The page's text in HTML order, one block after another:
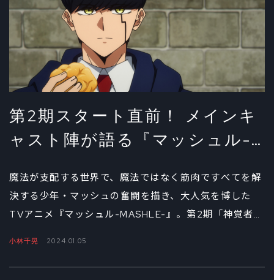
では、お互いに抱くリスペクトと、第2期に登場する新
キャストの話題に花が咲いた。
第2期スタート直前！ メインキ
ャスト陣が語る『マッシュル-
魔法が支配する世界で、魔法ではなく筋肉ですべてを解
決する少年・マッシュの奮闘を描き、大人気を博した
TVアニメ『マッシュル-MASHLE-』。第2期「神覚者候
小林千晃 2024.01.05